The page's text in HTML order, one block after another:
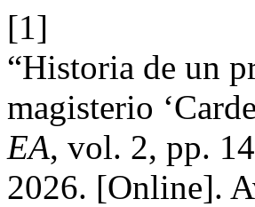
[1]
“Historia de un
magisterio
EA, vol. 2, pp.
2026. [Online].